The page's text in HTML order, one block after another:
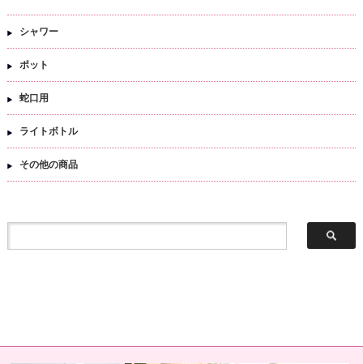
シャワー
ポット
蛇口用
ライトボトル
その他の商品